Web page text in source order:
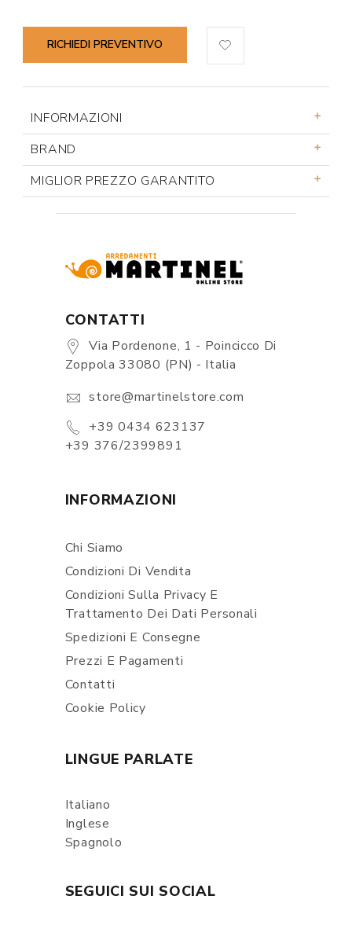
RICHIEDI PREVENTIVO
INFORMAZIONI
BRAND
MIGLIOR PREZZO GARANTITO
CONTATTI
Via Pordenone, 1 - Poincicco Di
Zoppola 33080 (PN) - Italia
store@martinelstore.com
+39 0434 623137
+39 376/2399891
INFORMAZIONI
Chi Siamo
Condizioni Di Vendita
Condizioni Sulla Privacy E
Trattamento Dei Dati Personali
Spedizioni E Consegne
Prezzi E Pagamenti
Contatti
Cookie Policy
LINGUE PARLATE
Italiano
Inglese
Spagnolo
SEGUICI SUI SOCIAL